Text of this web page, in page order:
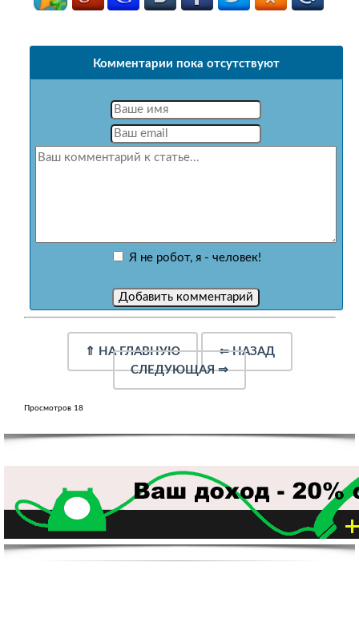
Комментарии пока отсутствуют
Я не робот, я - человек!
⇑ НА ГЛАВНУЮ ⇐НАЗАД
СЛЕДУЮЩАЯ⇒
Просмотров 18